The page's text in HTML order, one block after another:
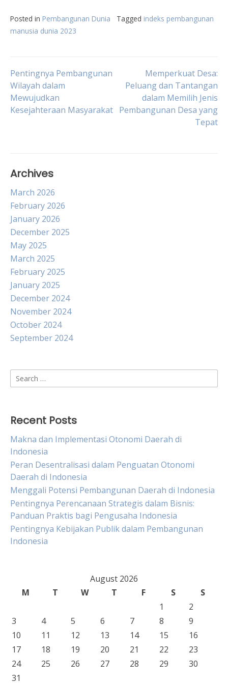
Posted in Pembangunan Dunia Tagged indeks pembangunan
manusia dunia 2023
Post
navigation
Pentingnya Pembangunan
Wilayah dalam
Mewujudkan
Kesejahteraan Masyarakat
Memperkuat Desa:
Peluang dan Tantangan
dalam Memilih Jenis
Pembangunan Desa yang
Tepat
Archives
March 2026
February 2026
January 2026
December 2025
May 2025
March 2025
February 2025
January 2025
December 2024
November 2024
October 2024
September 2024
Search
for:
Recent Posts
Makna dan Implementasi Otonomi Daerah di
Indonesia
Peran Desentralisasi dalam Penguatan Otonomi
Daerah di Indonesia
Menggali Potensi Pembangunan Daerah di Indonesia
Pentingnya Perencanaan Strategis dalam Bisnis:
Panduan Praktis bagi Pengusaha Indonesia
Pentingnya Kebijakan Publik dalam Pembangunan
Indonesia
August 2026
M
T W T F S
S
1
2
3
4 5 6 7 8
9
10
11 12 13 14 15
16
17
18 19 20 21 22
23
24
25 26 27 28 29
30
31